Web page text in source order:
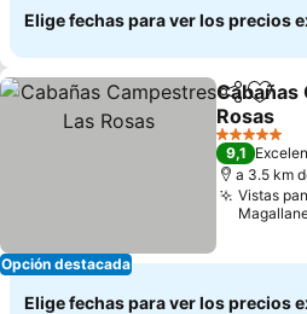
Elige fechas para ver los precios
Opción destacada
Compartir
Cabañas
Rosas
Ver precios
5 Estrellas
9,1
a 3.5 km
Vistas
Elige fechas para ver los precios